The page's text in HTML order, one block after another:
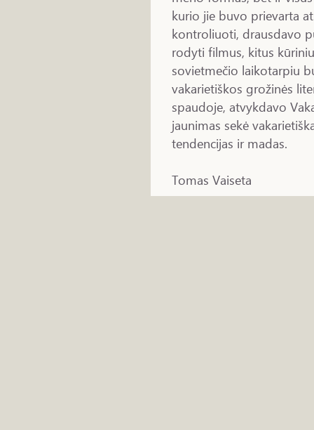
kurio jie buvo prievarta
kontroliuoti, drausdavo
rodyti filmus, kitus
sovietmečio laikotarpiu
vakarietiškos grožinės
spaudoje, atvykdavo
jaunimas sekė
tendencijas ir madas.
Tomas Vaiseta